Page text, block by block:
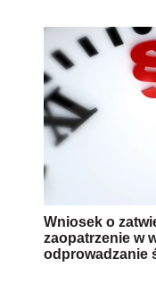
Wniosek o
zaopatrzenie w
odprowadzanie